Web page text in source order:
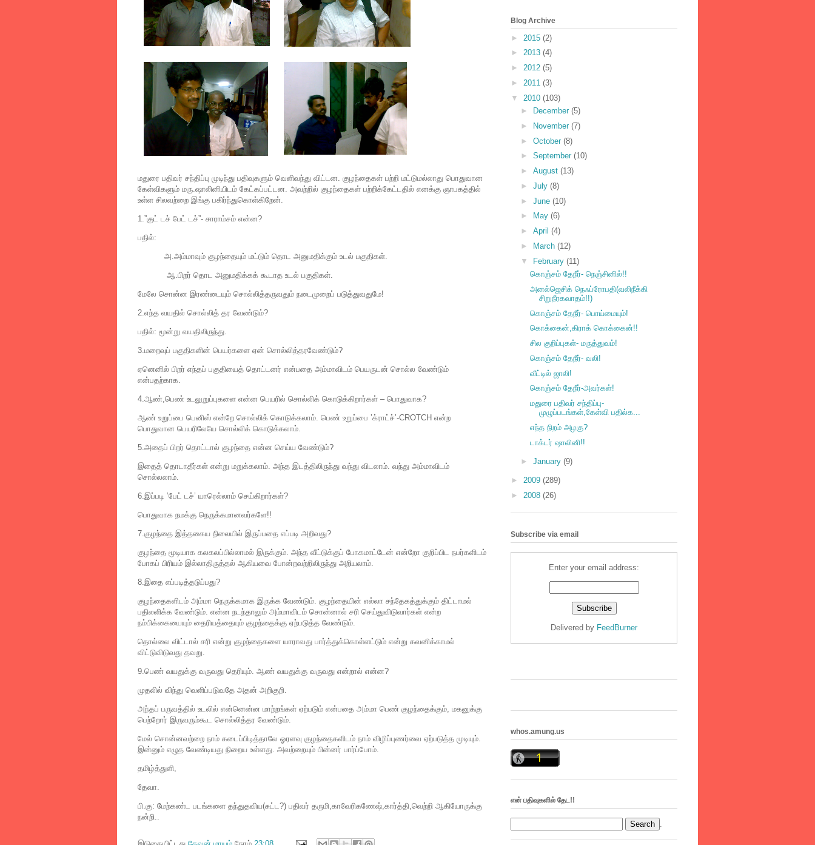
மதுரை பதிவர் சந்திப்பு முடிந்து பதிவுகளும் வெளிவந்து விட்டன. குழந்தைகள் பற்றி மட்டுமல்லாது பொதுவான
கேள்விகளும் மரு.ஷாலினியிடம் கேட்கப்பட்டன. அவற்றில் குழந்தைகள் பற்றிக்கேட்டதில் எனக்கு ஞாபகத்தில்
உள்ள சிலவற்றை இங்கு பகிர்ந்துகொள்கிறேன்.
1.”குட் டச் பேட் டச்”- சாராம்சம் என்ன?
பதில்:
அ.அம்மாவும் குழந்தையும் மட்டும் தொட அனுமதிக்கும் உடல் பகுதிகள்.
ஆ.பிறர் தொட அனுமதிக்கக் கூடாத உடல் பகுதிகள்.
மேலே சொன்ன இரண்டையும் சொல்லித்தருவதும் நடைமுறைப் படுத்துவதுமே!
2.எந்த வயதில் சொல்லித் தர வேண்டும்?
பதில்: மூன்று வயதிலிருந்து.
3.மறைவுப் பகுதிகளின் பெயர்களை ஏன் சொல்லித்தரவேண்டும்?
ஏனெனில் பிறர் எந்தப் பகுதியைத் தொட்டனர் என்பதை அம்மாவிடம் பெயருடன் சொல்ல வேண்டும்
என்பதற்காக.
4.ஆண்,பெண் உடலுறுப்புகளை என்ன பெயரில் சொல்லிக் கொடுக்கிறார்கள் – பொதுவாக?
ஆண் உறுப்பை பெனிஸ் என்றே சொல்லிக் கொடுக்கலாம். பெண் உறுப்பை ’க்ராட்ச்’-CROTCH என்ற
பொதுவான பெயரிலேயே சொல்லிக் கொடுக்கலாம்.
5.அதைப் பிறர் தொட்டால் குழந்தை என்ன செய்ய வேண்டும்?
இதைத் தொடாதீர்கள் என்று மறுக்கலாம். அந்த இடத்திலிருந்து வந்து விடலாம். வந்து அம்மாவிடம்
சொல்லலாம்.
6.இப்படி ’பேட் டச்’ யாரெல்லாம் செய்கிறார்கள்?
பொதுவாக நமக்கு நெருக்கமானவர்களே!!
7.குழந்தை இத்தகைய நிலையில் இருப்பதை எப்படி அறிவது?
குழந்தை மூடியாக கலகலப்பில்லாமல் இருக்கும். அந்த வீட்டுக்குப் போகமாட்டேன் என்றோ குறிப்பிட நபர்களிடம்
போகப் பிரியம் இல்லாதிருத்தல் ஆகியவை போன்றவற்றிலிருந்து அறியலாம்.
8.இதை எப்படித்தடுப்பது?
குழந்தைகளிடம் அம்மா நெருக்கமாக இருக்க வேண்டும். குழந்தையின் எல்லா சந்தேகத்துக்கும் திட்டாமல்
பதிலளிக்க வேண்டும். என்ன நடந்தாலும் அம்மாவிடம் சொன்னால் சரி செய்துவிடுவார்கள் என்ற
நம்பிக்கையையும் தைரியத்தையும் குழந்தைக்கு ஏற்படுத்த வேண்டும்.
தொல்லை விட்டால் சரி என்று குழந்தைகளை யாராவது பார்த்துக்கொள்ளட்டும் என்று கவனிக்காமல்
விட்டுவிடுவது தவறு.
9.பெண் வயதுக்கு வருவது தெரியும். ஆண் வயதுக்கு வருவது என்றால் என்ன?
முதலில் விந்து வெளிப்படுவதே அதன் அறிகுறி.
அந்தப் பருவத்தில் உடலில் என்னென்ன மாற்றங்கள் ஏற்படும் என்பதை அம்மா பெண் குழந்தைக்கும், மகனுக்கு
பெற்றோர் இருவரும்கூட சொல்லித்தர வேண்டும்.
மேல் சொன்னவற்றை நாம் கடைப்பிடித்தாலே ஓரளவு குழந்தைகளிடம் நாம் விழிப்புணர்வை ஏற்படுத்த முடியும்.
இன்னும் எழுத வேண்டியது நிறைய உள்ளது. அவற்றையும் பின்னர் பார்ப்போம்.
தமிழ்த்துளி,
தேவா.
பி.கு: மேற்கண்ட படங்களை தந்துதவிய(சுட்ட?) பதிவர் தருமி,காவேரிகணேஷ்,கார்த்தி,வெற்றி ஆகியோருக்கு
நன்றி..
Blog Archive
► 2015 (2)
► 2013 (4)
► 2012 (5)
► 2011 (3)
▼ 2010 (103)
►
December (5)
►
November (7)
► October (8)
► September (10)
► August (13)
► July (8)
► June (10)
►
May (6)
► April (4)
►
March (12)
▼ February (11)
கொஞ்சம் தேநீர்- நெஞ்சினில்!!
அனல்ஜெசிக் நெஃப்ரோபதி(வலிநீக்கி
சிறுநீரகவாதம்!!)
கொஞ்சம் தேநீர்- பொய்மையும்!
கொக்கைன்,கிராக் கொக்கைன்!!
சில குறிப்புகள்- மருத்துவம்!
கொஞ்சம் தேநீர்- வலி!
வீட்டில் ஜாலி!
கொஞ்சம் தேநீர்-அவர்கள்!
மதுரை பதிவர் சந்திப்பு-
முழுப்படங்கள்,கேள்வி பதில்க...
எந்த நிறம் அழகு?
டாக்டர் ஷாலினி!!
► January (9)
► 2009 (289)
► 2008 (26)
Subscribe via email
Enter your email address:
Delivered by FeedBurner
whos.amung.us
என் பதிவுகளில் தேட!!